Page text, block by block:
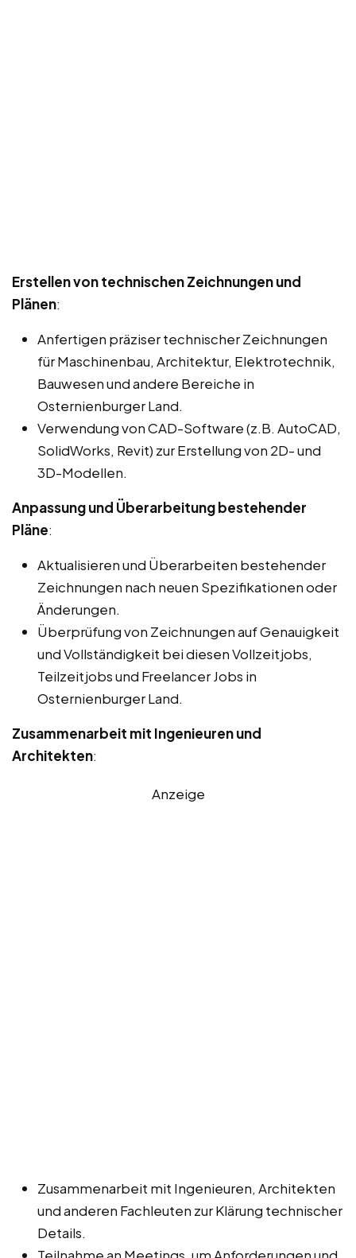
Erstellen von technischen Zeichnungen und
Plänen:
Anfertigen präziser technischer Zeichnungen
für Maschinenbau, Architektur, Elektrotechnik,
Bauwesen und andere Bereiche in
Osternienburger Land.
Verwendung von CAD-Software (z.B. AutoCAD,
SolidWorks, Revit) zur Erstellung von 2D- und
3D-Modellen.
Anpassung und Überarbeitung bestehender
Pläne:
Aktualisieren und Überarbeiten bestehender
Zeichnungen nach neuen Spezifikationen oder
Änderungen.
Überprüfung von Zeichnungen auf Genauigkeit
und Vollständigkeit bei diesen Vollzeitjobs,
Teilzeitjobs und Freelancer Jobs in
Osternienburger Land.
Zusammenarbeit mit Ingenieuren und
Architekten:
Anzeige
Zusammenarbeit mit Ingenieuren, Architekten
und anderen Fachleuten zur Klärung technischer
Details.